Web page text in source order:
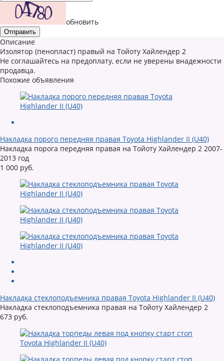
обновить
Описание
Изолятор (пенопласт) правый на Тойоту Хайлендер 2
Не соглашайтесь на предоплату, если не уверены внадежности
продавца.
Похожие объявления
Накладка порого передняя правая Toyota Highlander II (U40)
Накладка порога передняя правая на Тойоту Хайлендер 2 2007-
2013 год
1 000 руб.
Накладка стеклоподъемника правая Toyota Highlander II (U40)
Накладка стеклоподъемника правая на Тойоту Хайлендер 2
673 руб.